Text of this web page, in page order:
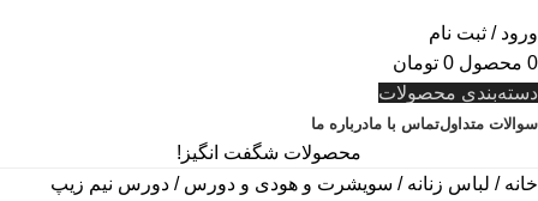
ورود / ثبت نام
0 محصول 0 تومان
دسته‌بندی محصولات
سوالات متداولتماس با مادرباره ما
محصولات شگفت انگیز!
خانه لباس زنانه سویشرت و هودی و دورس دورس نیم زیپ